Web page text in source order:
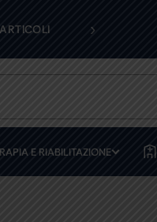
›
E RIABILITAZIONE